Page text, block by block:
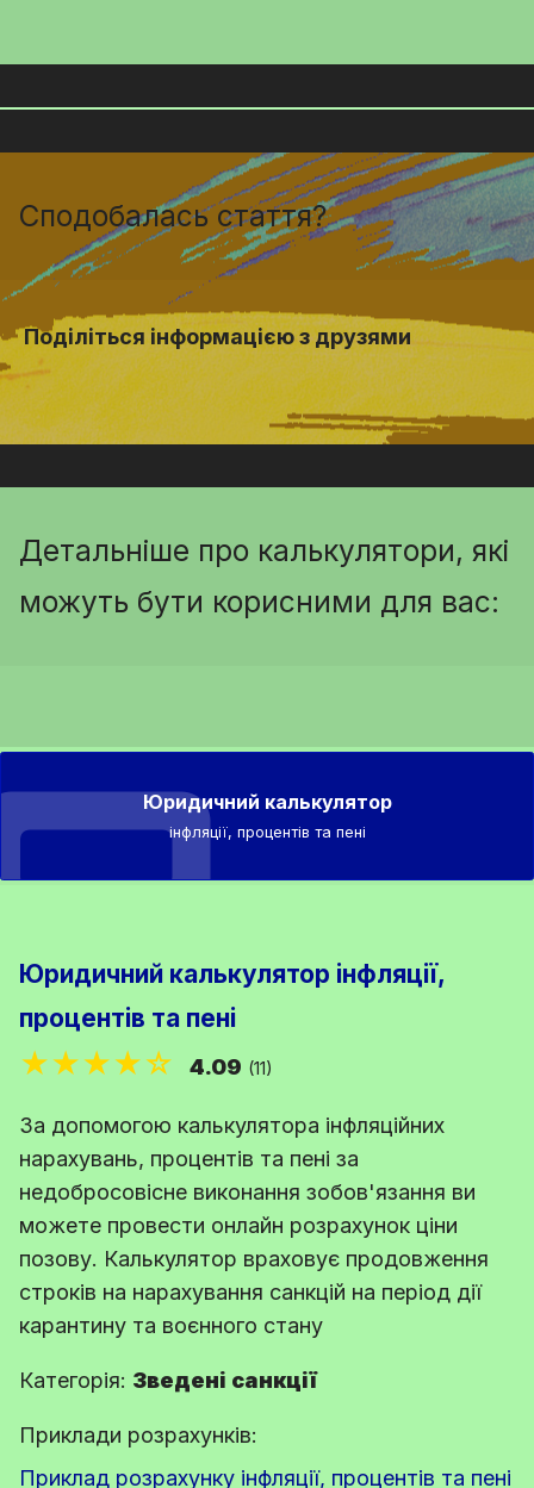
Сподобалась стаття?
Поділіться інформацією з друзями
Детальніше про калькулятори, які
можуть бути корисними для вас:
Юридичний калькулятор
інфляції, процентів та пені
Юридичний калькулятор інфляції,
процентів та пені
★★★★☆ 4.09 (11)
За допомогою калькулятора інфляційних
нарахувань, процентів та пені за
недобросовісне виконання зобов'язання ви
можете провести онлайн розрахунок ціни
позову. Калькулятор враховує продовження
строків на нарахування санкцій на період дії
карантину та воєнного стану
Категорія: Зведені санкції
Приклади розрахунків:
Приклад розрахунку інфляції, процентів та пені